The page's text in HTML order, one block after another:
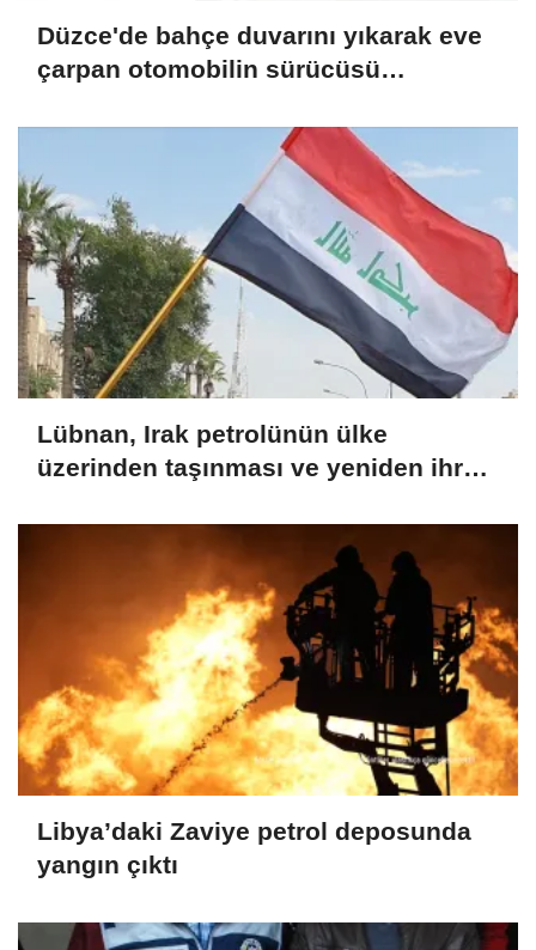
Düzce'de bahçe duvarını yıkarak eve
çarpan otomobilin sürücüsü
Lübnan, Irak petrolünün ülke
üzerinden taşınması ve yeniden ihraç
Libya’daki Zaviye petrol deposunda
yangın çıktı